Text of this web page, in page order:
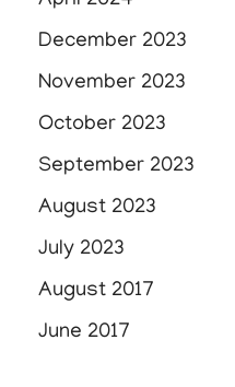
December 2023
November 2023
October 2023
September 2023
August 2023
July 2023
August 2017
June 2017